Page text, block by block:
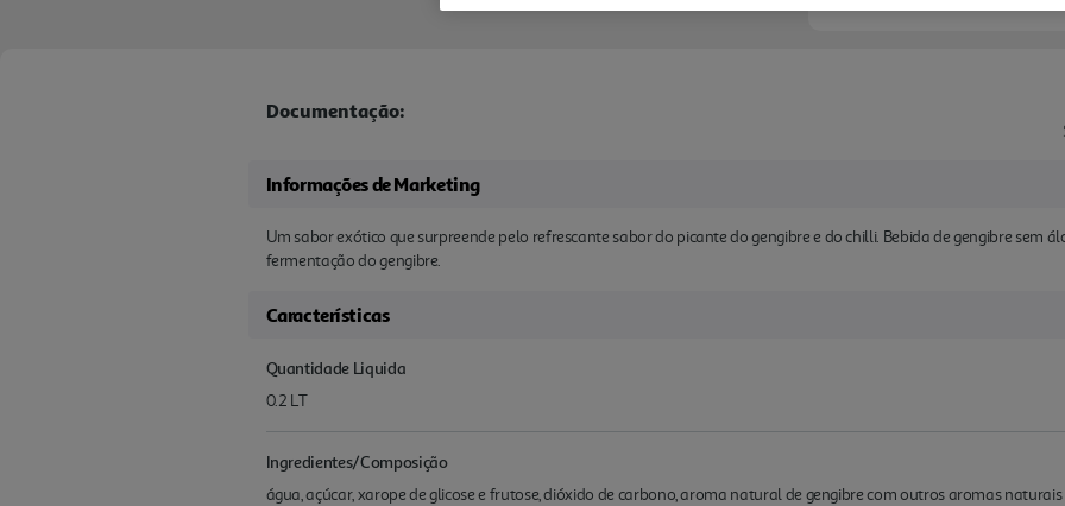
Documentação:
Informações de Marketing
Um sabor exótico que surpreende pelo refrescante sabor do picante do gengibre e do chilli. Bebida de gengibre sem
fermentação do gengibre.
Características
Quantidade Liquida
0.2 LT
Ingredientes/Composição
água, açúcar, xarope de glicose e frutose, dióxido de carbono, aroma natural de gengibre com outros aromas